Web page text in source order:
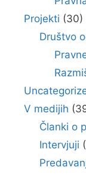
Projekti (30)
Društvo
V medijih
Članki o
Intervjuji